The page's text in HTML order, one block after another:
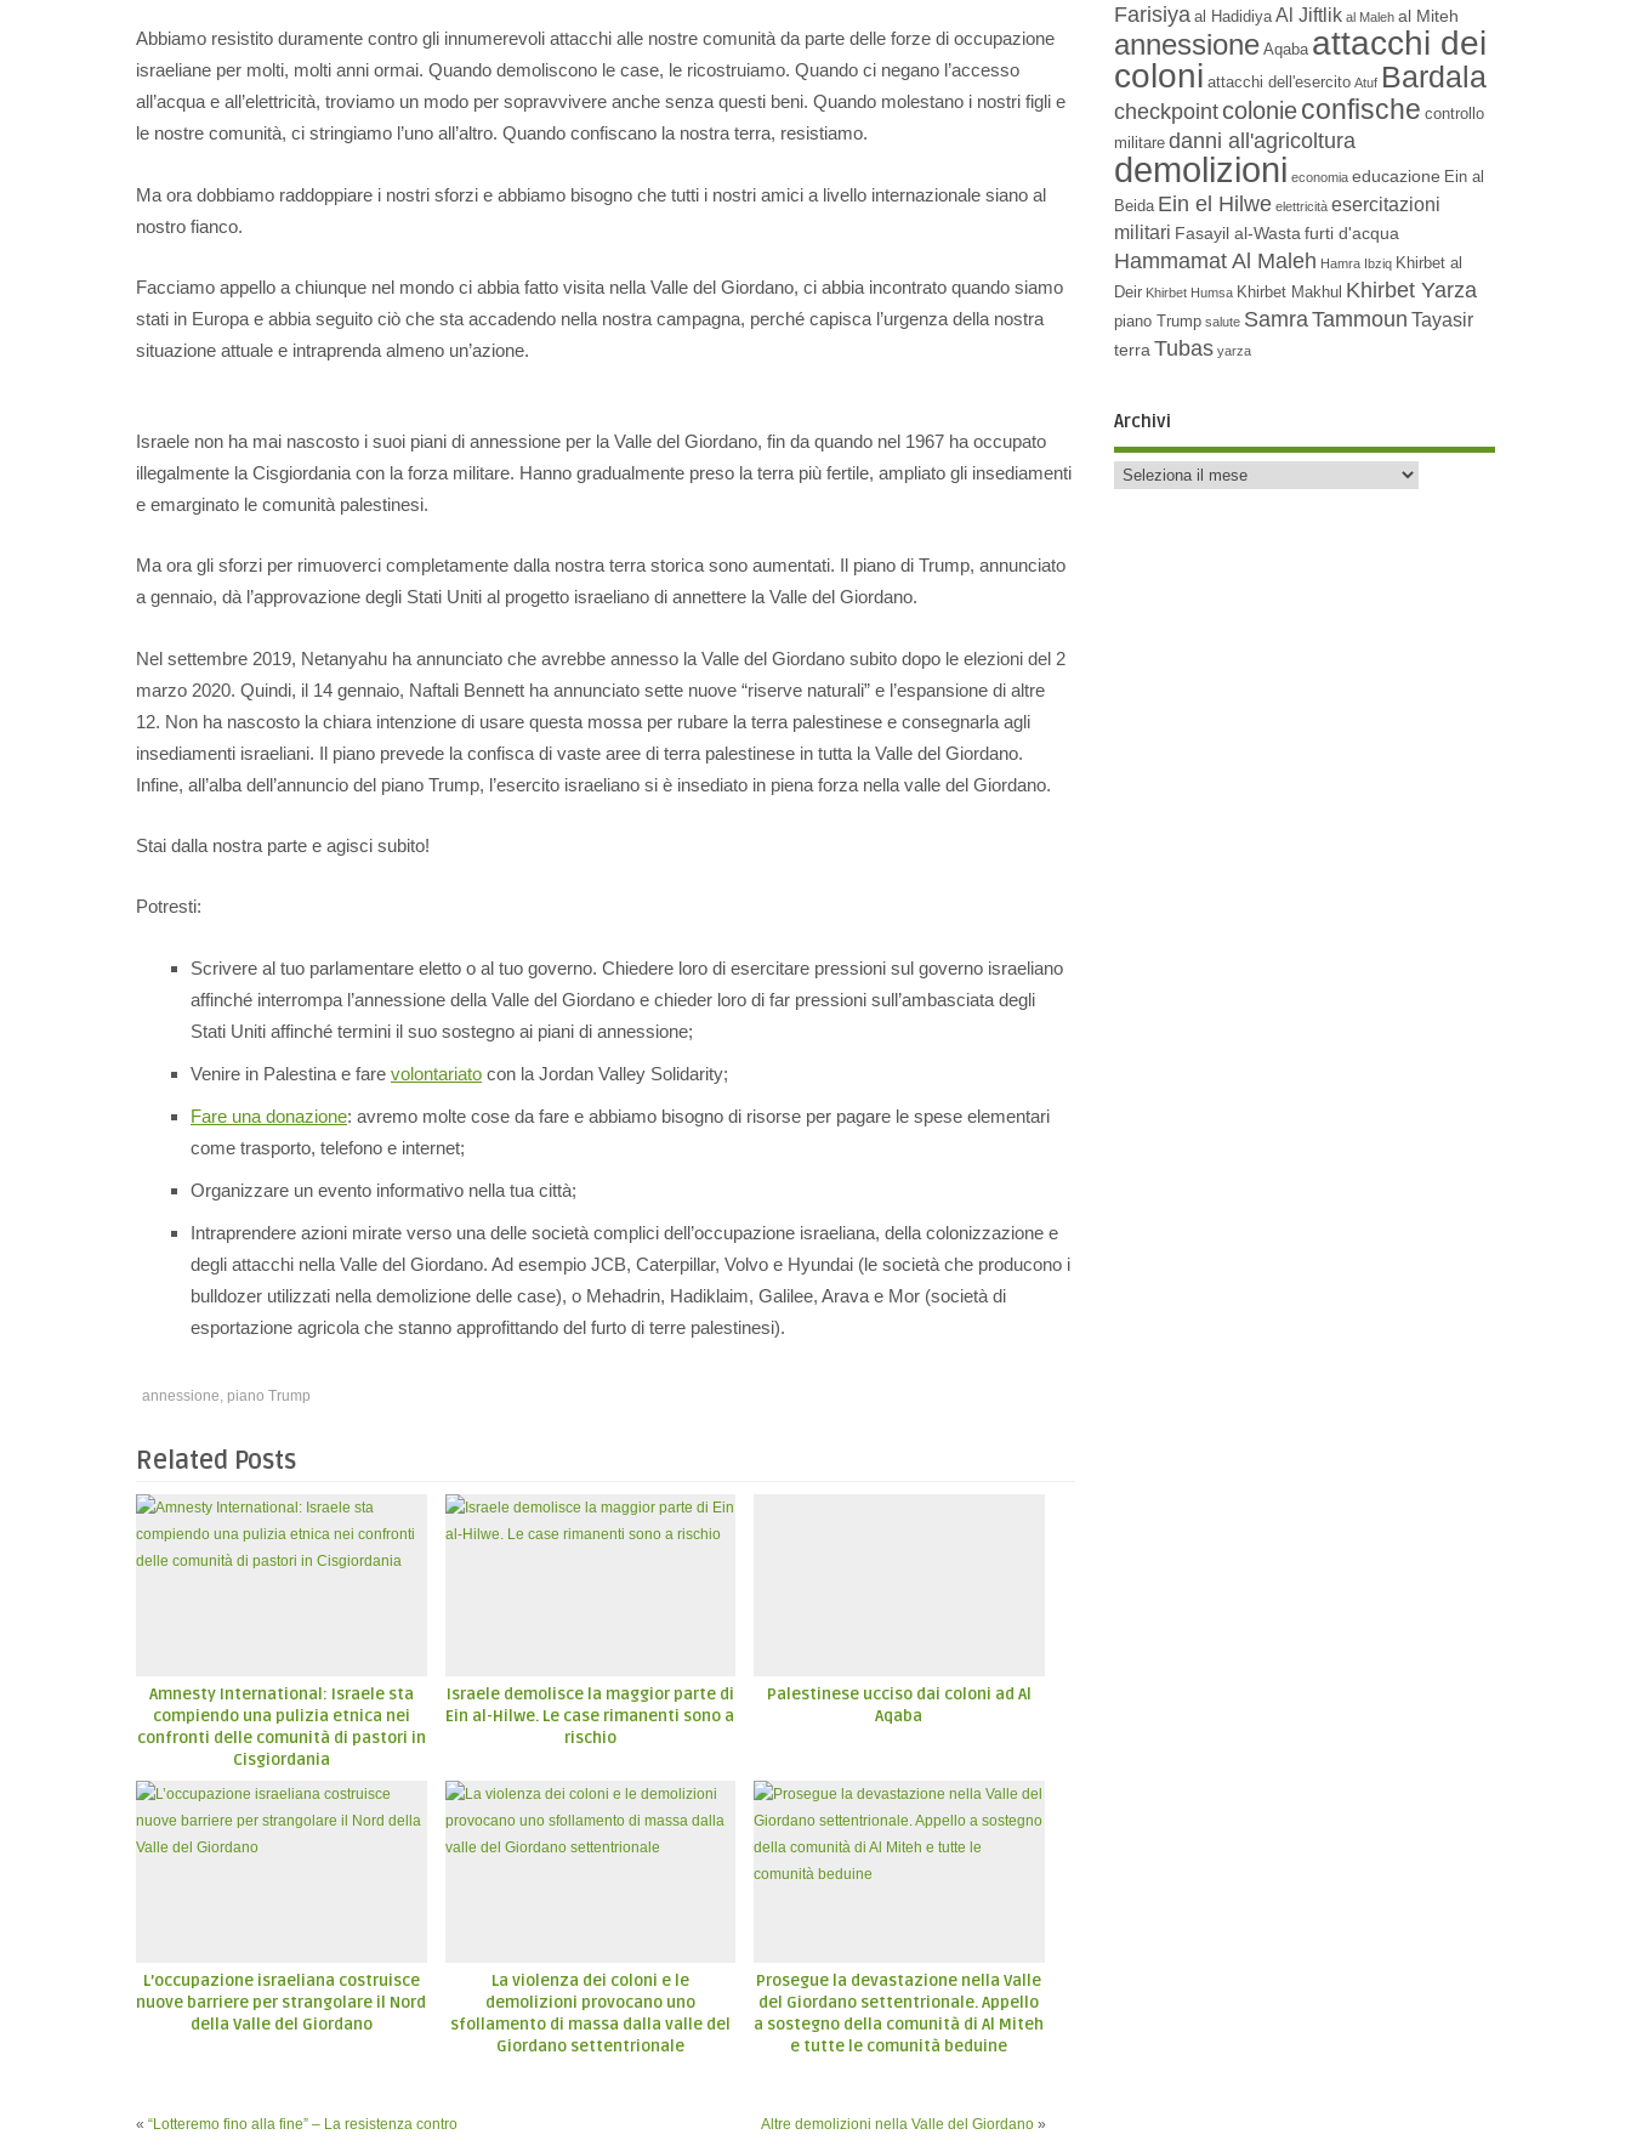
Abbiamo resistito duramente contro gli innumerevoli attacchi alle nostre comunità da parte delle forze di occupazione
israeliane per molti, molti anni ormai. Quando demoliscono le case, le ricostruiamo. Quando ci negano l’accesso
all’acqua e all’elettricità, troviamo un modo per sopravvivere anche senza questi beni. Quando molestano i nostri figli e
le nostre comunità, ci stringiamo l’uno all’altro. Quando confiscano la nostra terra, resistiamo.
Ma ora dobbiamo raddoppiare i nostri sforzi e abbiamo bisogno che tutti i nostri amici a livello internazionale siano al
nostro fianco.
Facciamo appello a chiunque nel mondo ci abbia fatto visita nella Valle del Giordano, ci abbia incontrato quando siamo
stati in Europa e abbia seguito ciò che sta accadendo nella nostra campagna, perché capisca l’urgenza della nostra
situazione attuale e intraprenda almeno un’azione.
Israele non ha mai nascosto i suoi piani di annessione per la Valle del Giordano, fin da quando nel 1967 ha occupato
illegalmente la Cisgiordania con la forza militare. Hanno gradualmente preso la terra più fertile, ampliato gli insediamenti
e emarginato le comunità palestinesi.
Ma ora gli sforzi per rimuoverci completamente dalla nostra terra storica sono aumentati. Il piano di Trump, annunciato
a gennaio, dà l’approvazione degli Stati Uniti al progetto israeliano di annettere la Valle del Giordano.
Nel settembre 2019, Netanyahu ha annunciato che avrebbe annesso la Valle del Giordano subito dopo le elezioni del 2
marzo 2020. Quindi, il 14 gennaio, Naftali Bennett ha annunciato sette nuove “riserve naturali” e l’espansione di altre
12. Non ha nascosto la chiara intenzione di usare questa mossa per rubare la terra palestinese e consegnarla agli
insediamenti israeliani. Il piano prevede la confisca di vaste aree di terra palestinese in tutta la Valle del Giordano.
Infine, all’alba dell’annuncio del piano Trump, l’esercito israeliano si è insediato in piena forza nella valle del Giordano.
Stai dalla nostra parte e agisci subito!
Potresti:
Scrivere al tuo parlamentare eletto o al tuo governo. Chiedere loro di esercitare pressioni sul governo israeliano
affinché interrompa l’annessione della Valle del Giordano e chieder loro di far pressioni sull’ambasciata degli
Stati Uniti affinché termini il suo sostegno ai piani di annessione;
Venire in Palestina e fare volontariato con la Jordan Valley Solidarity;
Fare una donazione: avremo molte cose da fare e abbiamo bisogno di risorse per pagare le spese elementari
come trasporto, telefono e internet;
Organizzare un evento informativo nella tua città;
Intraprendere azioni mirate verso una delle società complici dell’occupazione israeliana, della colonizzazione e
degli attacchi nella Valle del Giordano. Ad esempio JCB, Caterpillar, Volvo e Hyundai (le società che producono i
bulldozer utilizzati nella demolizione delle case), o Mehadrin, Hadiklaim, Galilee, Arava e Mor (società di
esportazione agricola che stanno approfittando del furto di terre palestinesi).
annessione piano Trump
Related Posts
Amnesty International: Israele sta
compiendo una pulizia etnica nei
confronti delle comunità di pastori in
Cisgiordania
Israele demolisce la maggior parte di
Ein al-Hilwe. Le case rimanenti sono a
rischio
Palestinese ucciso dai coloni ad Al
Aqaba
L’occupazione israeliana costruisce
nuove barriere per strangolare il Nord
della Valle del Giordano
La violenza dei coloni e le
demolizioni provocano uno
sfollamento di massa dalla valle del
Giordano settentrionale
Prosegue la devastazione nella Valle
del Giordano settentrionale. Appello
a sostegno della comunità di Al Miteh
e tutte le comunità beduine
« “Lotteremo fino alla fine” – La resistenza contro Altre demolizioni nella Valle del Giordano»
Farisiya al Hadidiya Al Jiftlik al Maleh al Miteh
annessione Aqaba attacchi dei
coloni attacchi dell'esercito Atuf Bardala
checkpointcolonieconfische controllo
militare danni all'agricoltura
demolizioni economia educazione Ein al
Beida Ein el Hilwe elettricità esercitazioni
militari Fasayil al-Wasta furti d'acqua
Hammamat Al Maleh Hamra Ibziq Khirbet al
Deir Khirbet Humsa Khirbet Makhul Khirbet Yarza
piano Trump salute Samra Tammoun Tayasir
terra Tubas yarza
Archivi